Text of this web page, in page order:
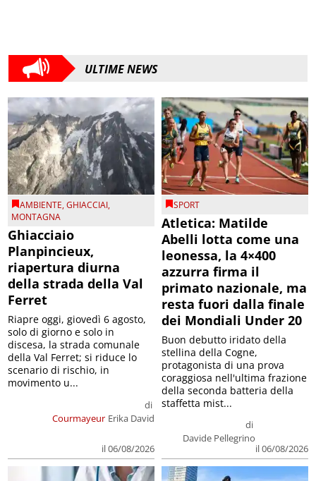
ULTIME NEWS
AMBIENTE,GHIACCIAI,
MONTAGNA
Ghiacciaio
Planpincieux,
riapertura diurna
della strada della Val
Ferret
Courmayeur
di
Erika David
il 06/08/2026
Riapre oggi, giovedì 6 agosto,
solo di giorno e solo in
discesa, la strada comunale
della Val Ferret; si riduce lo
scenario di rischio, in
movimento u...
SPORT
Atletica: Matilde
Abelli lotta come una
leonessa, la 4×400
azzurra firma il
primato nazionale, ma
resta fuori dalla finale
dei Mondiali Under 20
di
Davide Pellegrino
il 06/08/2026
Buon debutto iridato della
stellina della Cogne,
protagonista di una prova
coraggiosa nell'ultima frazione
della seconda batteria della
staffetta mist...